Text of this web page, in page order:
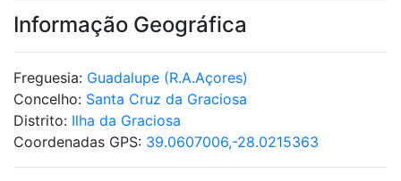
Informação Geográfica
Freguesia: Guadalupe (R.A.Açores)
Concelho: Santa Cruz da Graciosa
Distrito: Ilha da Graciosa
Coordenadas GPS: 39.0607006,-28.0215363